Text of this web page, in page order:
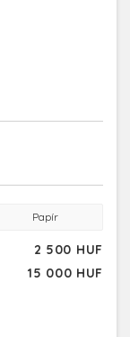
Papír
2 500 HUF
15 000 HUF